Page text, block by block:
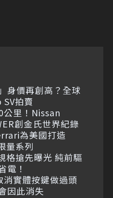
身價再創高？全球
拍賣
里！Nissan
創金氏世界紀錄
為美國打造
量系列
搶先曝光 純前驅
電！
消實體按鍵做過頭
因此消失